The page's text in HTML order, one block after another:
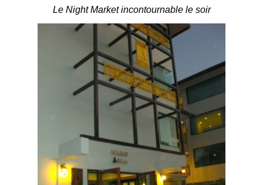
Le Night Market incontournable le soir